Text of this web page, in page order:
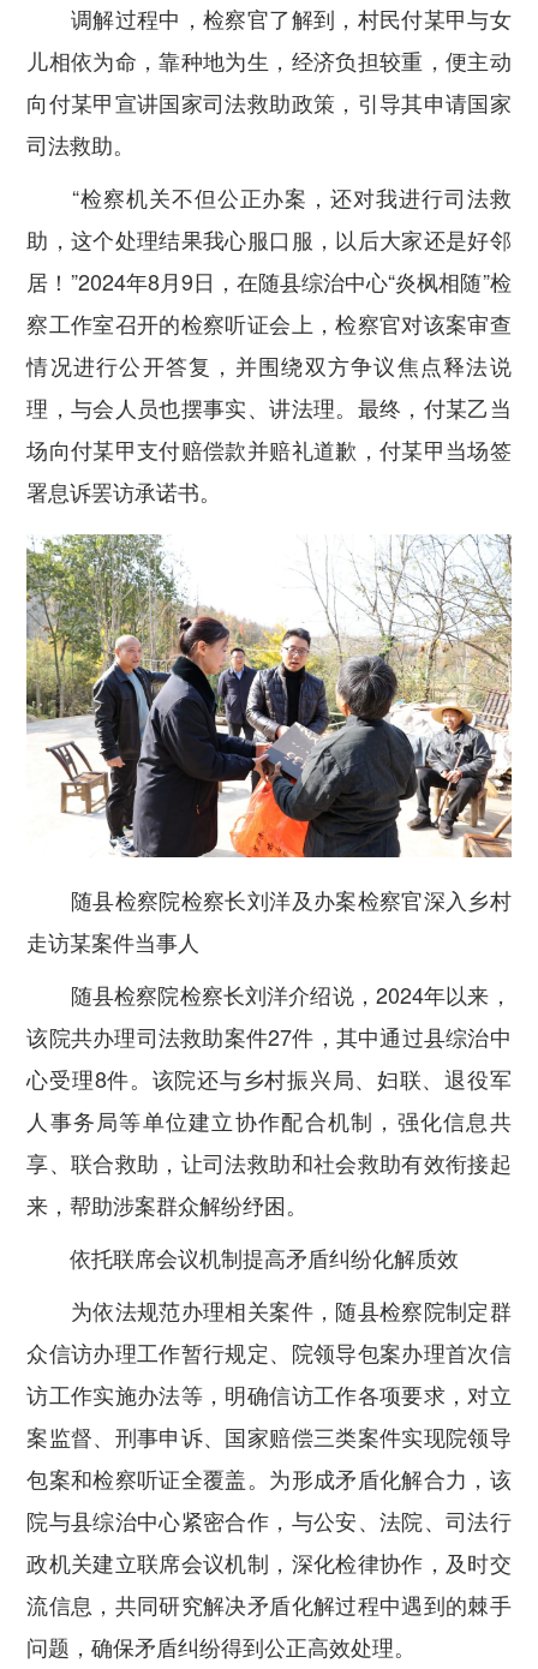
调解过程中，检察官了解到，村民付某甲与女
儿相依为命，靠种地为生，经济负担较重，便主动
向付某甲宣讲国家司法救助政策，引导其申请国家
司法救助。
“检察机关不但公正办案，还对我进行司法救
助，这个处理结果我心服口服，以后大家还是好邻
居！”2024年8月9日，在随县综治中心“炎枫相随”检
察工作室召开的检察听证会上，检察官对该案审查
情况进行公开答复，并围绕双方争议焦点释法说
理，与会人员也摆事实、讲法理。最终，付某乙当
场向付某甲支付赔偿款并赔礼道歉，付某甲当场签
署息诉罢访承诺书。
随县检察院检察长刘洋及办案检察官深入乡村
走访某案件当事人
随县检察院检察长刘洋介绍说，2024年以来，
该院共办理司法救助案件27件，其中通过县综治中
心受理8件。该院还与乡村振兴局、妇联、退役军
人事务局等单位建立协作配合机制，强化信息共
享、联合救助，让司法救助和社会救助有效衔接起
来，帮助涉案群众解纷纾困。
依托联席会议机制提高矛盾纠纷化解质效
为依法规范办理相关案件，随县检察院制定群
众信访办理工作暂行规定、院领导包案办理首次信
访工作实施办法等，明确信访工作各项要求，对立
案监督、刑事申诉、国家赔偿三类案件实现院领导
包案和检察听证全覆盖。为形成矛盾化解合力，该
院与县综治中心紧密合作，与公安、法院、司法行
政机关建立联席会议机制，深化检律协作，及时交
流信息，共同研究解决矛盾化解过程中遇到的棘手
问题，确保矛盾纠纷得到公正高效处理。